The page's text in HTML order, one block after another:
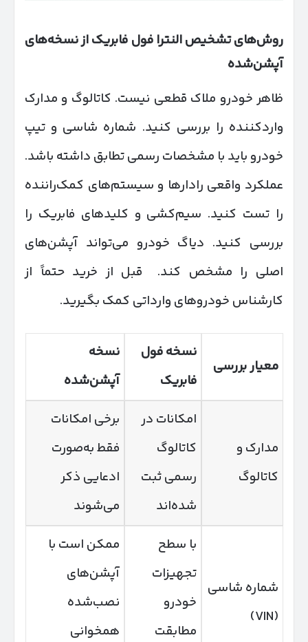
روش‌های تشخیص النترا فول فابریک از نسخه‌های
آپشن‌شده
ظاهر خودرو ملاک قطعی نیست. کاتالوگ و مدارک
واردکننده را بررسی کنید. شماره شاسی و تیپ
خودرو باید با مشخصات رسمی تطابق داشته باشد.
عملکرد واقعی رادارها و سیستم‌های کمک‌راننده
را تست کنید. سیم‌کشی و کلیدهای فابریک را
بررسی کنید. دیاگ خودرو می‌تواند آپشن‌های
اصلی را مشخص کند. قبل از خرید حتماً از
کارشناس خودروهای وارداتی کمک بگیرید.
معیار بررسی
نسخه فول
فابریک
نسخه
آپشن‌شده
مدارک و
کاتالوگ
امکانات در
کاتالوگ
رسمی ثبت
شده‌اند
برخی امکانات
فقط به‌صورت
ادعایی ذکر
می‌شوند
شماره شاسی
(VIN)
با سطح
تجهیزات
خودرو
مطابقت
ممکن است با
آپشن‌های
نصب‌شده
همخوانی